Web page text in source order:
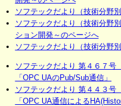
ソフテックだより（技術分野
ソフテックだより（技術分野
ション開発～のページへ
ソフテックだより（技術分野
ソフテックだより 第４６７号
「OPC UAのPub/Sub通信」
ソフテックだより 第４４３号
「OPC UA通信による